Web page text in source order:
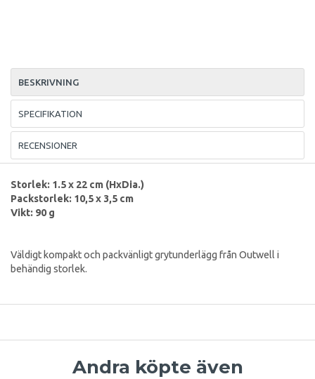
BESKRIVNING
SPECIFIKATION
RECENSIONER
Storlek: 1.5 x 22 cm (HxDia.)
Packstorlek: 10,5 x 3,5 cm
Vikt: 90 g
Väldigt kompakt och packvänligt grytunderlägg från Outwell i
behändig storlek.
Andra köpte även